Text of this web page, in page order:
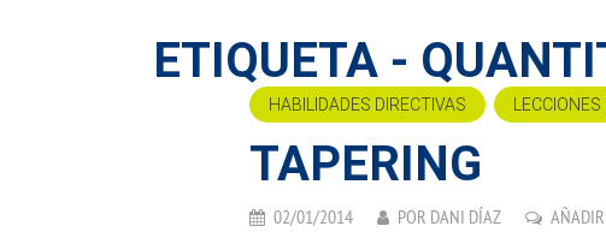
ETIQUETA -
HABILIDADES DIRECTIVAS
TAPERING
02/01/2014 POR DANI DÍAZ